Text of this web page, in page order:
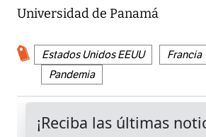
Universidad de Panamá
Estados Unidos EEUU Francia
Pandemia